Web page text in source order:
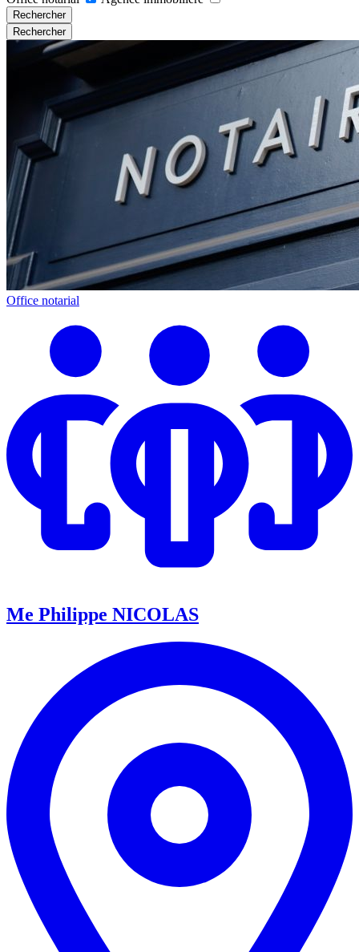
Rechercher
Rechercher
Office notarial
Me Philippe NICOLAS